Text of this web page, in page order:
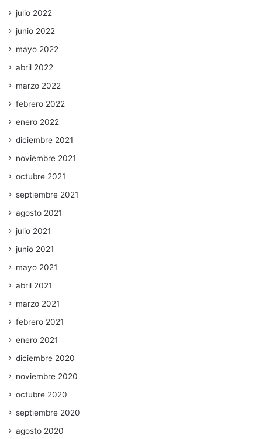
julio 2022
junio 2022
mayo 2022
abril 2022
marzo 2022
febrero 2022
enero 2022
diciembre 2021
noviembre 2021
octubre 2021
septiembre 2021
agosto 2021
julio 2021
junio 2021
mayo 2021
abril 2021
marzo 2021
febrero 2021
enero 2021
diciembre 2020
noviembre 2020
octubre 2020
septiembre 2020
agosto 2020